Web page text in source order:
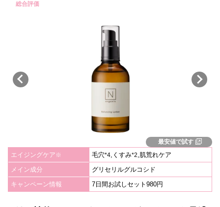
総合評価
最安値で試す
エイジングケア ※ 毛穴*4,くすみ*2,肌荒れケア
メイン成分
グリセリルグルコシド
キャンペーン情報
7日間お試しセット980円